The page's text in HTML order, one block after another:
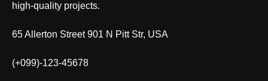
high-quality projects.
65 Allerton Street 901 N Pitt Str, USA
(+099)-123-45678